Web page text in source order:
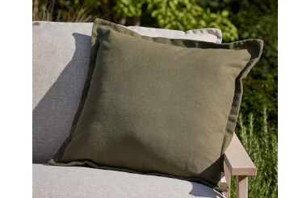
Girls Holiday Shop
All Swimwear
Beach Dresses & Kaftans
Dresses
Sun Hats & Caps
Jumpsuits & Playsuits
Rash Vests
Sandals & Sliders
Shorts
Skirts
Sunsafe Swimwear
Tops & T-Shirts